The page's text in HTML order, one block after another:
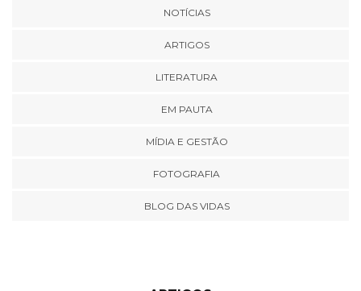
NOTÍCIAS
ARTIGOS
LITERATURA
EM PAUTA
MÍDIA E GESTÃO
FOTOGRAFIA
BLOG DAS VIDAS